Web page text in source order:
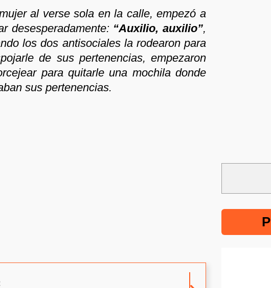
al verse sola en la calle, empezó a
desesperadamente: “Auxilio, auxilio”,
los dos antisociales la rodearon para
de sus pertenencias, empezaron
para quitarle una mochila donde
sus pertenencias.